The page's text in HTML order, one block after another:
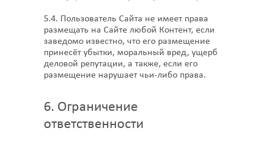
5.4. Пользователь Сайта не имеет права
размещать на Сайте любой Контент, если
заведомо известно, что его размещение
принесёт убытки, моральный вред, ущерб
деловой репутации, а также, если его
размещение нарушает чьи-либо права.
6. Ограничение
ответственности